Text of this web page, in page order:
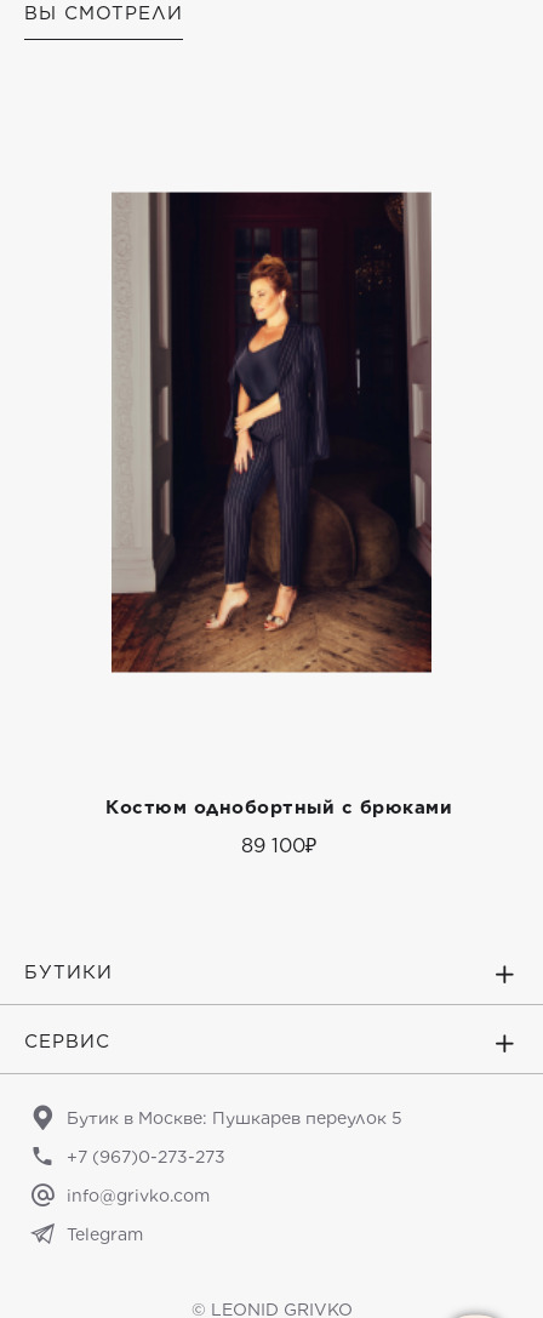
ВЫ СМОТРЕЛИ
Костюм однобортный с брюками
89 100₽
БУТИКИ
СЕРВИС
Бутик в Москве: Пушкарев переулок 5
+7 (967)0-273-273
info@grivko.com
Telegram
© LEONID GRIVKO